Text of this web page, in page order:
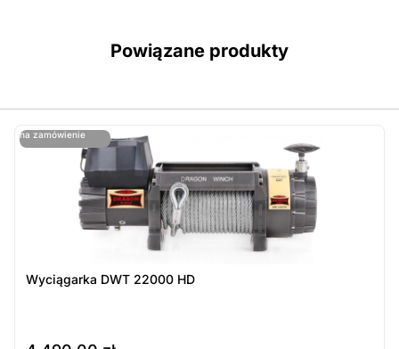
Powiązane produkty
na zamówienie
ostatnie sztuki
Wyciągarka DWT 22000 HD